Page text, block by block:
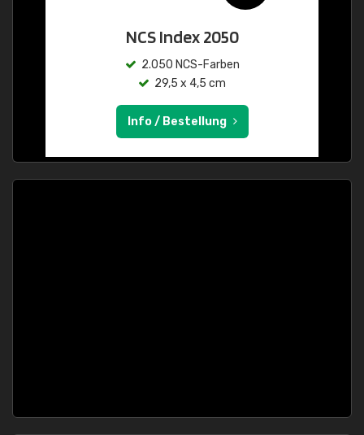
NCS Index 2050
2.050 NCS-Farben
29,5 x 4,5 cm
Info / Bestellung